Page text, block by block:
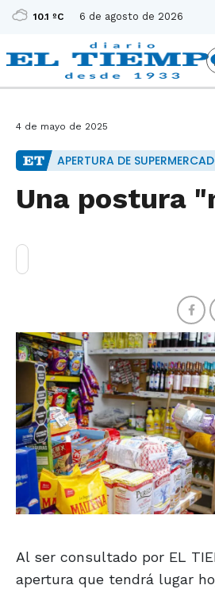
10.1 ºC 6 de agosto de 2026
4 de mayo de 2025
APERTURA DE
Una postura
Al ser consultado por EL
apertura que tendrá lugar